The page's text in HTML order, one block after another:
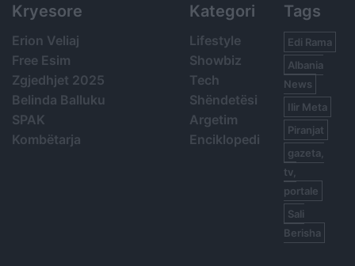
Kryesore
Erion Veliaj
Free Esim
Zgjedhjet 2025
Belinda Balluku
SPAK
Kombëtarja
Kategori
Lifestyle
Showbiz
Tech
Shëndetësi
Argetim
Enciklopedi
Tags
Edi Rama
Albania
News
Ilir Meta
Piranjat
gazeta,
tv,
portale
Sali
Berisha